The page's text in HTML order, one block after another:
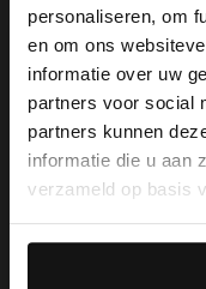
personaliseren, om
en om ons
informatie over uw
partners voor social
partners kunnen
informatie die u aan
verzameld op basis
Omschrijving
Zwarte leren
van Manfield.
View this
It looks like
you like to
English